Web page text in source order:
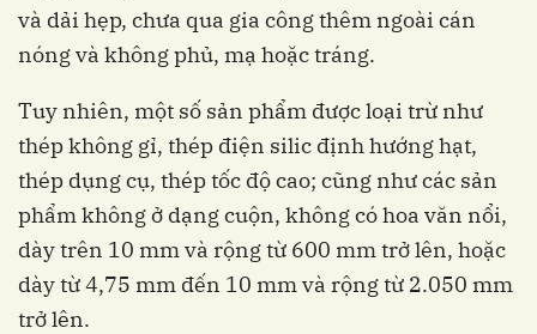
và dải hẹp, chưa qua gia công thêm ngoài cán
nóng và không phủ, mạ hoặc tráng.
Tuy nhiên, một số sản phẩm được loại trừ như
thép không gỉ, thép điện silic định hướng hạt,
thép dụng cụ, thép tốc độ cao; cũng như các sản
phẩm không ở dạng cuộn, không có hoa văn nổi,
dày trên 10 mm và rộng từ 600 mm trở lên, hoặc
dày từ 4,75 mm đến 10 mm và rộng từ 2.050 mm
trở lên.